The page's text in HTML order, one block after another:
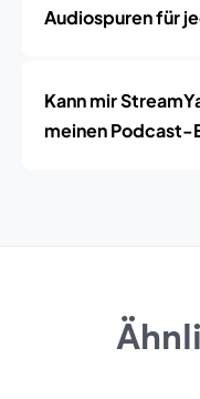
Audiospuren für
Kann mir
meinen Podcast-